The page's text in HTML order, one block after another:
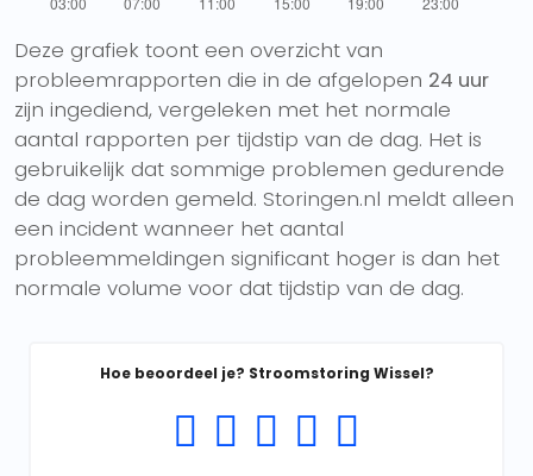
Deze grafiek toont een overzicht van
probleemrapporten die in de afgelopen 24 uur
zijn ingediend, vergeleken met het normale
aantal rapporten per tijdstip van de dag. Het is
gebruikelijk dat sommige problemen gedurende
de dag worden gemeld. Storingen.nl meldt alleen
een incident wanneer het aantal
probleemmeldingen significant hoger is dan het
normale volume voor dat tijdstip van de dag.
Hoe beoordeel je? Stroomstoring Wissel?